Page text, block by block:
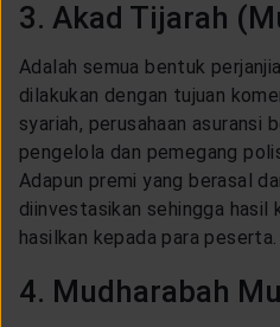
3. Akad Tijarah
Adalah semua bentuk
dilakukan dengan tujuan
syariah, perusahaan asuransi
pengelola dan pemegang
Adapun premi yang berasal
diinvestasikan sehingga hasil
hasilkan kepada para peserta.
4. Mudharabah